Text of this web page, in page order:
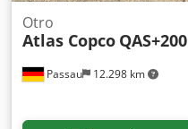
Passau 12.298 km
Otro
Atlas Copco QAS+200